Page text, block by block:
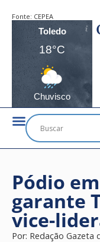
Fonte: CEPEA
Toledo
18°C
Chuvisco
Pódio
garante
vice-
Por: Redação Gazeta